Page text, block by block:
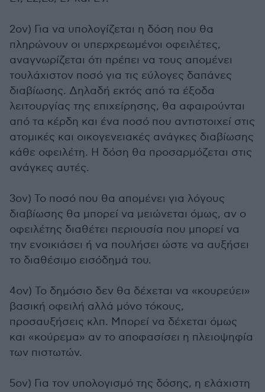
2ον) Για να υπολογίζεται η δόση που θα
πληρώνουν οι υπερχρεωμένοι οφειλέτες,
αναγνωρίζεται ότι πρέπει να τους απομένει
τουλάχιστον ποσό για τις εύλογες δαπάνες
διαβίωσης. Δηλαδή εκτός από τα έξοδα
λειτουργίας της επιχείρησης, θα αφαιρούνται
από τα κέρδη και ένα ποσό που αντιστοιχεί στις
ατομικές και οικογενειακές ανάγκες διαβίωσης
κάθε οφειλέτη. Η δόση θα προσαρμόζεται στις
ανάγκες αυτές.
3ον) Το ποσό που θα απομένει για λόγους
διαβίωσης θα μπορεί να μειώνεται όμως, αν ο
οφειλέτης διαθέτει περιουσία που μπορεί να
την ενοικιάσει ή να πουλήσει ώστε να αυξήσει
το διαθέσιμο εισόδημά του.
4ον) Το δημόσιο δεν θα δέχεται να «κουρεύει»
βασική οφειλή αλλά μόνο τόκους,
προσαυξήσεις κλπ. Μπορεί να δέχεται όμως
και «κούρεμα» αν το αποφασίσει η πλειοψηφία
των πιστωτών.
5ον) Για τον υπολογισμό της δόσης, η ελάχιστη